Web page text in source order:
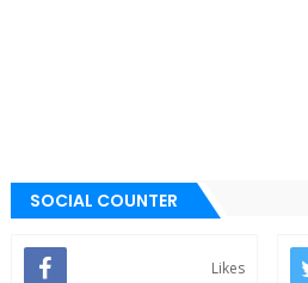
SOCIAL COUNTER
Likes